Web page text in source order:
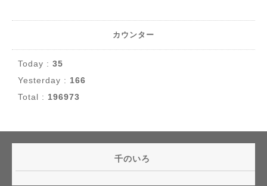
カウンター
Today : 35
Yesterday : 166
Total : 196973
千のいろ